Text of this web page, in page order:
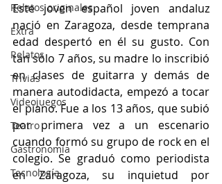
Relatos originales
Extra
Relatos
Trivias
Videojuegos
Teatro
Gastronomía
Tecnología
Este joven español joven andaluz
nació en Zaragoza, desde temprana
edad despertó en él su gusto. Con
tan sólo 7 años, su madre lo inscribió
en clases de guitarra y demás de
manera autodidacta, empezó a tocar
el piano. Fue a los 13 años, que subió
por primera vez a un escenario
cuando formó su grupo de rock en el
colegio. Se graduó como periodista
en Zaragoza, su inquietud por